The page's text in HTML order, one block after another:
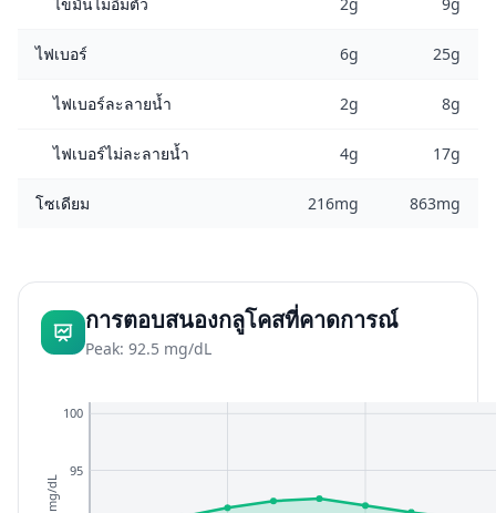
ไฟเบอร์ 6g 25g
ไฟเบอร์ละลายน้ำ 2g 8g
ไฟเบอร์ไม่ละลายน้ำ 4g 17g
โซเดียม 216mg 863mg
การตอบสนองกลูโคสที่คาดการณ์
Peak: 92.5 mg/dL
95
100
mg/dL